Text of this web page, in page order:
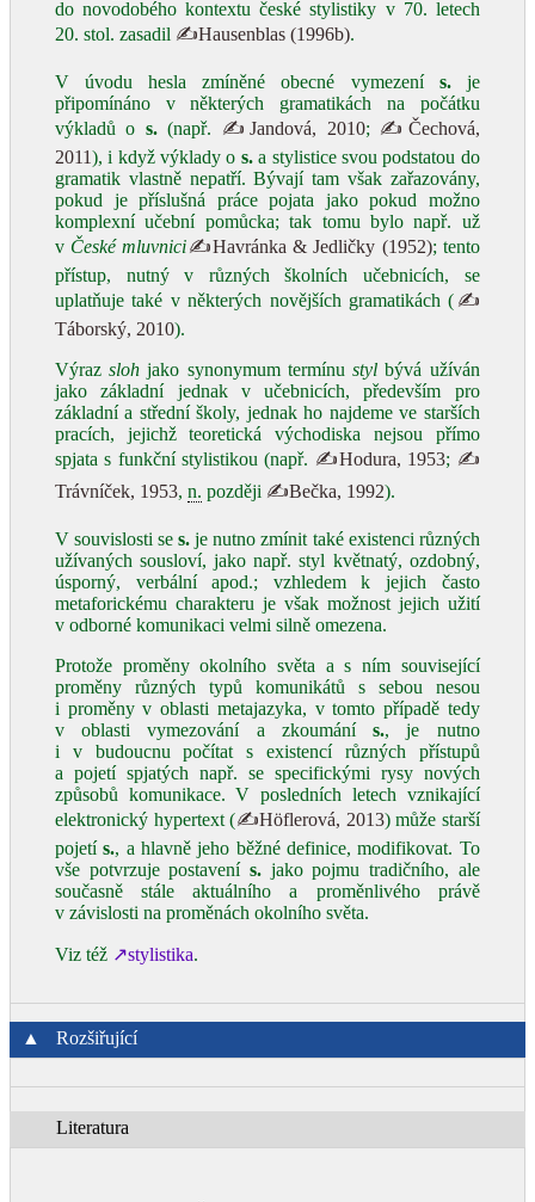
do novodobého kontextu české stylistiky v 70. letech
20. stol. zasadil ✍Hausenblas (1996b).
V úvodu hesla zmíněné obecné vymezení s.je
připomínáno v některých gramatikách na počátku
výkladů o s.(např. ✍Jandová, 2010; ✍Čechová,
2011), i když výklady o s.a stylistice svou podstatou do
gramatik vlastně nepatří. Bývají tam však zařazovány,
pokud je příslušná práce pojata jako pokud možno
komplexní učební pomůcka; tak tomu bylo např. už
v České mluvnici✍Havránka & Jedličky (1952); tento
přístup, nutný v různých školních učebnicích, se
uplatňuje také v některých novějších gramatikách ( ✍
Táborský, 2010).
Výrazsloh jako synonymum termínustyl bývá užíván
jako základní jednak v učebnicích, především pro
základní a střední školy, jednak ho najdeme ve starších
pracích, jejichž teoretická východiska nejsou přímo
spjata s funkční stylistikou (např. ✍Hodura, 1953; ✍
Trávníček, 1953, n. později ✍Bečka, 1992).
V souvislosti ses. je nutno zmínit také existenci různých
užívaných sousloví, jako např. styl květnatý, ozdobný,
úsporný, verbální apod.; vzhledem k jejich často
metaforickému charakteru je však možnost jejich užití
v odborné komunikaci velmi silně omezena.
Protože proměny okolního světa a s ním související
proměny různých typů komunikátů s sebou nesou
i proměny v oblasti metajazyka, v tomto případě tedy
v oblasti vymezování a zkoumánís., je nutno
i v budoucnu počítat s existencí různých přístupů
a pojetí spjatých např. se specifickými rysy nových
způsobů komunikace. V posledních letech vznikající
elektronický hypertext (✍Höflerová, 2013) může starší
pojetís., a hlavně jeho běžné definice, modifikovat. To
vše potvrzuje postavenís. jako pojmu tradičního, ale
současně stále aktuálního a proměnlivého právě
v závislosti na proměnách okolního světa.
Viz též ↗stylistika.
▲ Rozšiřující
Literatura